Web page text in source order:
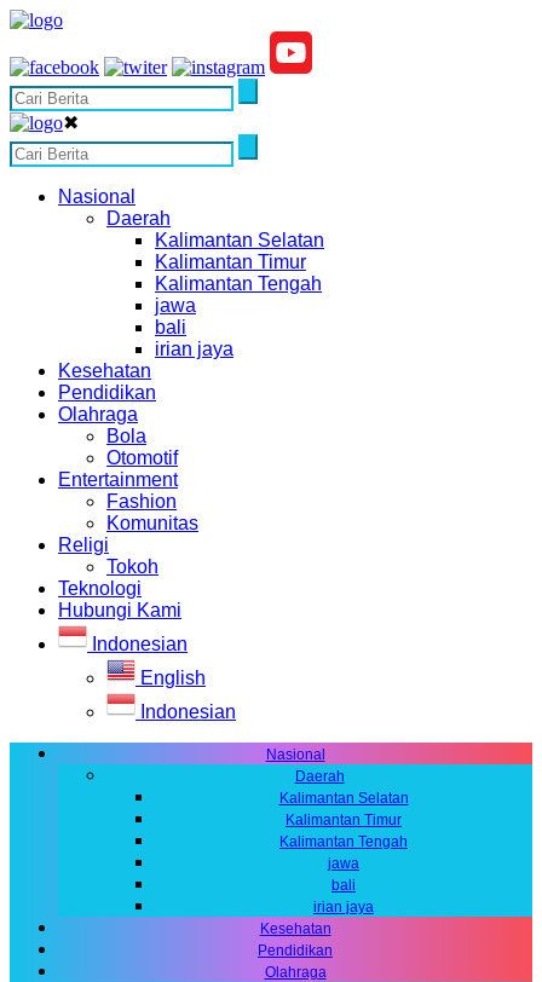
✖
Nasional
Daerah
Kalimantan Selatan
Kalimantan Timur
Kalimantan Tengah
jawa
bali
irian jaya
Kesehatan
Pendidikan
Olahraga
Bola
Otomotif
Entertainment
Fashion
Komunitas
Religi
Tokoh
Teknologi
Hubungi Kami
Indonesian
English
Indonesian
Nasional
Daerah
Kalimantan Selatan
Kalimantan Timur
Kalimantan Tengah
jawa
bali
irian jaya
Kesehatan
Pendidikan
Olahraga